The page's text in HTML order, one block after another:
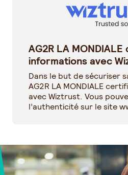
AG2R LA
informations avec
Dans le but de sécuriser
AG2R LA MONDIALE
avec Wiztrust. Vous
l’authenticité sur le site